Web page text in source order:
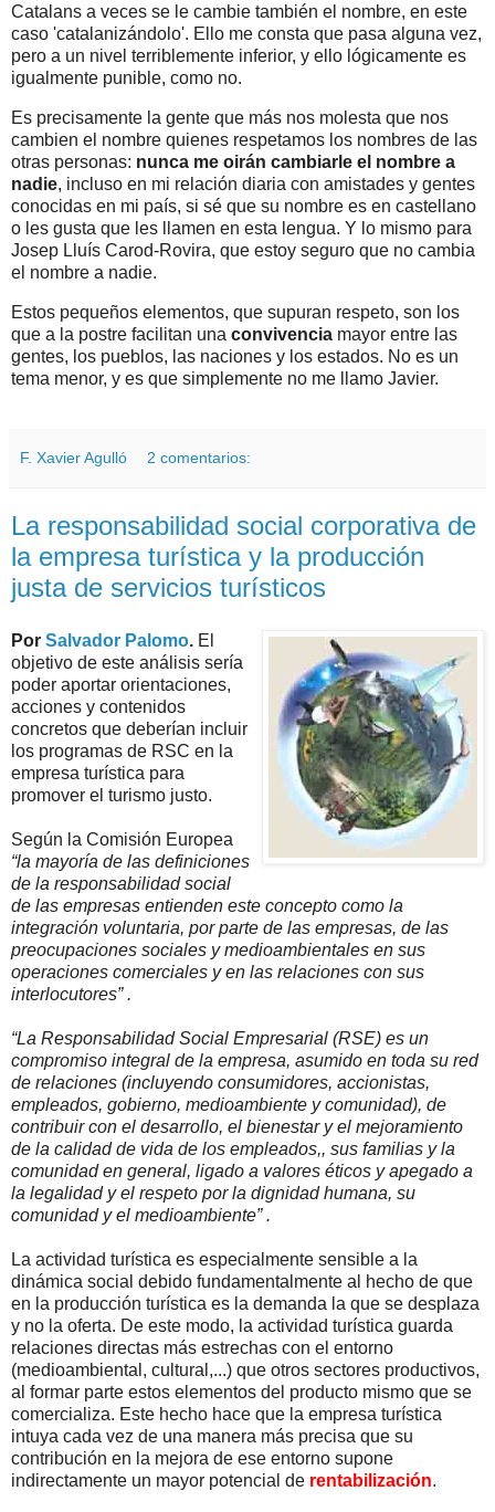
Catalans a veces se le cambie también el nombre, en este
caso 'catalanizándolo'. Ello me consta que pasa alguna vez,
pero a un nivel terriblemente inferior, y ello lógicamente es
igualmente punible, como no.
Es precisamente la gente que más nos molesta que nos
cambien el nombre quienes respetamos los nombres de las
otras personas: nunca me oirán cambiarle el nombre a
nadie, incluso en mi relación diaria con amistades y gentes
conocidas en mi país, si sé que su nombre es en castellano
o les gusta que les llamen en esta lengua. Y lo mismo para
Josep Lluís Carod-Rovira, que estoy seguro que no cambia
el nombre a nadie.
Estos pequeños elementos, que supuran respeto, son los
que a la postre facilitan una convivencia mayor entre las
gentes, los pueblos, las naciones y los estados. No es un
tema menor, y es que simplemente no me llamo Javier.
F. Xavier Agulló 2 comentarios:
La responsabilidad social corporativa de
la empresa turística y la producción
justa de servicios turísticos
Por Salvador Palomo. El
objetivo de este análisis sería
poder aportar orientaciones,
acciones y contenidos
concretos que deberían incluir
los programas de RSC en la
empresa turística para
promover el turismo justo.
Según la Comisión Europea
“la mayoría de las definiciones
de la responsabilidad social
de las empresas entienden este concepto como la
integración voluntaria, por parte de las empresas, de las
preocupaciones sociales y medioambientales en sus
operaciones comerciales y en las relaciones con sus
interlocutores” .
“La Responsabilidad Social Empresarial (RSE) es un
compromiso integral de la empresa, asumido en toda su red
de relaciones (incluyendo consumidores, accionistas,
empleados, gobierno, medioambiente y comunidad), de
contribuir con el desarrollo, el bienestar y el mejoramiento
de la calidad de vida de los empleados,, sus familias y la
comunidad en general, ligado a valores éticos y apegado a
la legalidad y el respeto por la dignidad humana, su
comunidad y el medioambiente” .
La actividad turística es especialmente sensible a la
dinámica social debido fundamentalmente al hecho de que
en la producción turística es la demanda la que se desplaza
y no la oferta. De este modo, la actividad turística guarda
relaciones directas más estrechas con el entorno
(medioambiental, cultural,...) que otros sectores productivos,
al formar parte estos elementos del producto mismo que se
comercializa. Este hecho hace que la empresa turística
intuya cada vez de una manera más precisa que su
contribución en la mejora de ese entorno supone
indirectamente un mayor potencial de rentabilización.